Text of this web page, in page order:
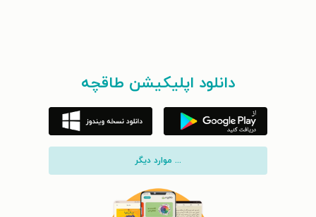
دانلود اپلیکیشن طاقچه
... موارد دیگر